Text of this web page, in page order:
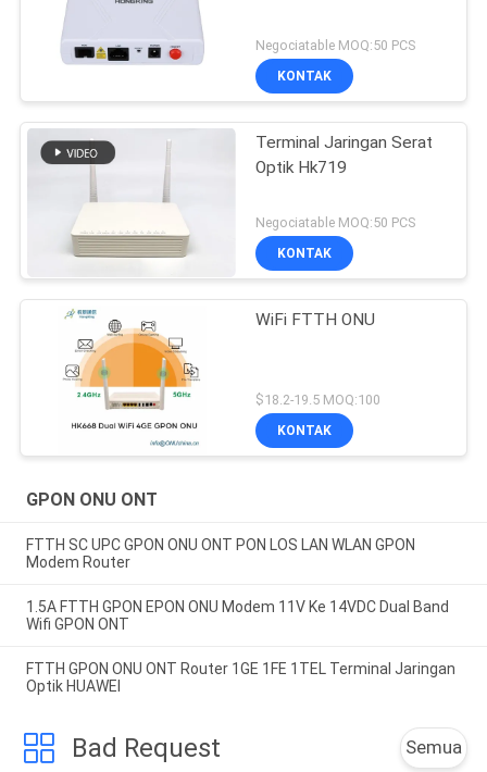
Negociatable MOQ:50 PCS
KONTAK
Terminal Jaringan Serat
Optik Hk719
Negociatable MOQ:50 PCS
KONTAK
WiFi FTTH ONU
$18.2-19.5 MOQ:100
KONTAK
GPON ONU ONT
FTTH SC UPC GPON ONU ONT PON LOS LAN WLAN GPON
Modem Router
1.5A FTTH GPON EPON ONU Modem 11V Ke 14VDC Dual Band
Wifi GPON ONT
FTTH GPON ONU ONT Router 1GE 1FE 1TEL Terminal Jaringan
Optik HUAWEI
Bad Request Semua